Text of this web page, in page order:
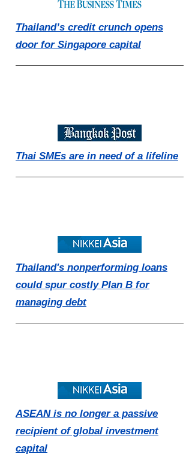
Thailand’s credit crunch opens
door for Singapore capital
Thai SMEs are in need of a lifeline
Thailand's nonperforming loans
could spur costly Plan B for
managing debt
ASEAN is no longer a passive
recipient of global investment
capital